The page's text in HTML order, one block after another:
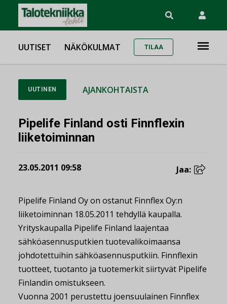
UUTISET NÄKÖKULMAT TILAA
UUTINEN AJANKOHTAISTA
Pipelife Finland osti Finnflexin
liiketoiminnan
23.05.2011 09:58 Jaa:
Pipelife Finland Oy on ostanut Finnflex Oy:n
liiketoiminnan 18.05.2011 tehdyllä kaupalla.
Yrityskaupalla Pipelife Finland laajentaa
sähköasennusputkien tuotevalikoimaansa
johdotettuihin sähköasennusputkiin. Finnflexin
tuotteet, tuotanto ja tuotemerkit siirtyvät Pipelife
Finlandin omistukseen.
Vuonna 2001 perustettu joensuulainen Finnflex